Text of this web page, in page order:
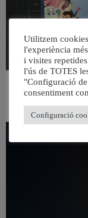
València reforma
Utilitzem
l'experiència
i visites
l'ús de TOTES
"Configuració
consentiment
Configuració